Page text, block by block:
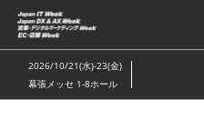
ス
キ
ッ
し
2026/10/21(水)-23(金)
幕張メッセ 1-8ホール